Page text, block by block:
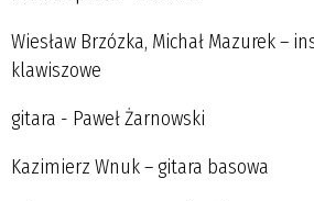
Wiesław Brzózka, Michał Mazurek –
klawiszowe
gitara - Paweł Żarnowski
Kazimierz Wnuk – gitara basowa